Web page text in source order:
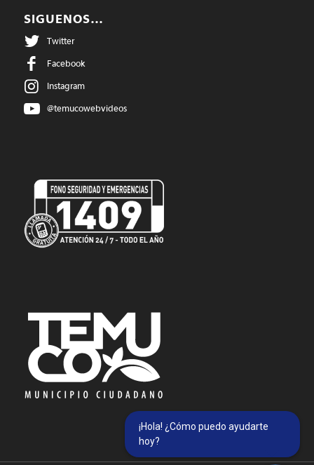
SIGUENOS…
Twitter
Facebook
Instagram
@temucowebvideos
¡Hola! ¿Cómo puedo ayudarte
hoy?